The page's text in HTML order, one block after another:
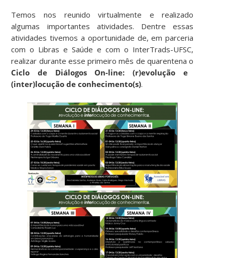
Temos nos reunido virtualmente e realizado
algumas importantes atividades. Dentre essas
atividades tivemos a oportunidade de, em parceria
com o Libras e Saúde e com o InterTrads-UFSC,
realizar durante esse primeiro mês de quarentena o
Ciclo de Diálogos On-line: (r)evolução e
(inter)locução de conhecimento(s).